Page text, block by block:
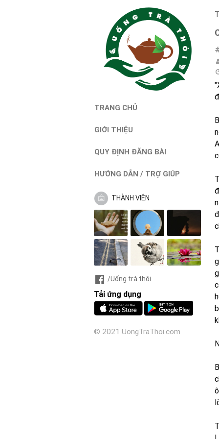
TRANG CHỦ
GIỚI THIỆU
QUY ĐỊNH ĐĂNG BÀI
HƯỚNG DẪN / TRỢ GIÚP
THÀNH VIÊN
/Uống trà thôi
Tải ứng dụng
© 2021 UongTraThoi.com